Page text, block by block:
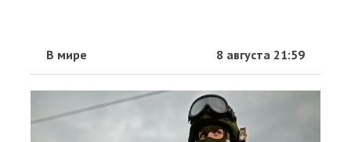
В мире 8 августа 21:59